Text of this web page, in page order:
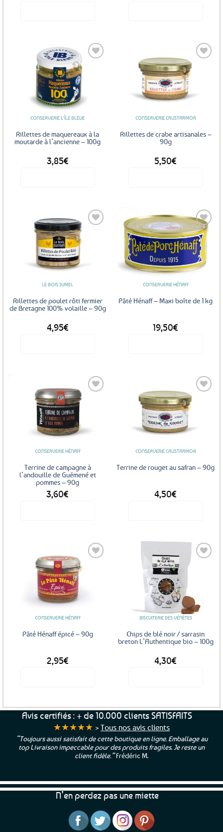
CONSERVERIE L'ÎLE BLEUE
Rillettes de maquereaux à la
moutarde à l’ancienne – 100g
3,85€
favoris
CONSERVERIE CRUSTARMOR
Rillettes de crabe artisanales –
90g
5,50€
LE BOIS JUMEL
Rillettes de poulet rôti fermier
de Bretagne 100% volaille – 90g
4,95€
Ajouter
aux
favoris
CONSERVERIE HÉNAFF
Pâté Hénaff – Maxi boîte de 1 kg
19,50€
favoris
CONSERVERIE HÉNAFF
Terrine de campagne à
l’andouille de Guémené et
pommes – 90g
3,60€
favoris
CONSERVERIE CRUSTARMOR
Terrine de rouget au safran – 90g
4,50€
CONSERVERIE HÉNAFF
Pâté Hénaff épicé – 90g
2,95€
BISCUITERIE DES VÉNÈTES
Chips de blé noir / sarrasin
breton L’Authentique bio – 100g
4,30€
Avis certifiés : + de 10.000 clients SATISFAITS
★★★★★ > Tous nos avis clients
“Toujours aussi satisfait de cette boutique en ligne. Emballage au
top Livraison impeccable pour des produits fragiles. Je reste un
client fidèle.”Frédéric M.
N’en perdez pas une miette